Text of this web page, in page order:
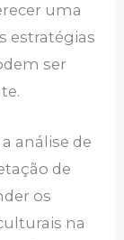
uma
estratégias
ser
análise de
de
os
na